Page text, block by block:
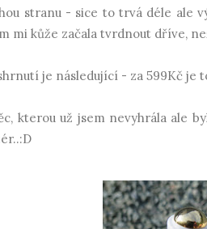
stranu - sice to trvá déle ale
mi kůže začala tvrdnout dříve,
je následující - za 599Kč je
kterou už jsem nevyhrála ale